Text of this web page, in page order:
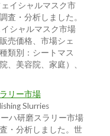
イシャルマスク市
査・分析しました。
シャルマスク市場
売価格、市場シェ
類別：シートマス
、美容院、家庭）、
リー市場
Slurries
ハ研磨スラリー市場
・分析しました。世